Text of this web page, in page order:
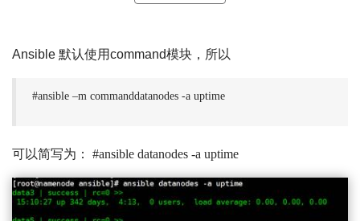
Ansible 默认使用command模块，所以
#ansible –m commanddatanodes -a uptime
可以简写为： #ansible datanodes -a uptime